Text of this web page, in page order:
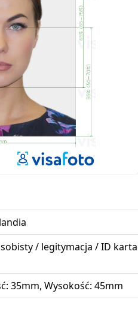
/ legitymacja / ID karta
35mm, Wysokość: 45mm